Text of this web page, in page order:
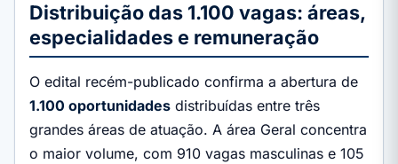
Distribuição das 1.100 vagas: áreas,
especialidades e remuneração
O edital recém-publicado confirma a abertura de
1.100 oportunidades distribuídas entre três
grandes áreas de atuação. A área Geral concentra
o maior volume, com 910 vagas masculinas e 105